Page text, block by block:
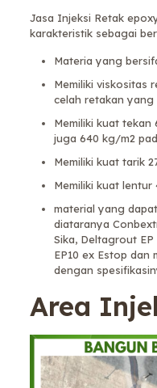
Jasa Injeksi Retak
karakteristik sebagai
Materia yang
Memiliki viskositas
celah retakan yang
Memiliki kuat tekan
juga 640 kg/m2
Memiliki kuat tarik
Memiliki kuat lentur
material yang
diataranya
Sika, Deltagrout
EP10 ex Estop
dengan
Area